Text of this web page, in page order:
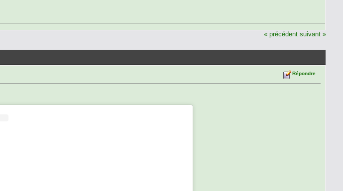
« précédent suivant »
Répondre